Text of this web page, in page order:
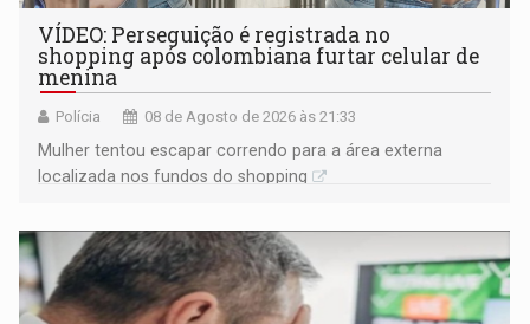
VÍDEO: Perseguição é registrada no
shopping após colombiana furtar celular de
menina
Polícia 08 de Agosto de 2026 às 21:33
Mulher tentou escapar correndo para a área externa
localizada nos fundos do shopping